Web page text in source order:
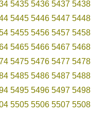
5435 5436 5437 5438
5445 5446 5447 5448
5455 5456 5457 5458
5465 5466 5467 5468
5475 5476 5477 5478
5485 5486 5487 5488
5495 5496 5497 5498
5505 5506 5507 5508